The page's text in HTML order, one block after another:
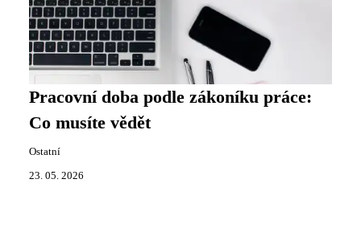
Pracovní doba podle zákoníku práce:
Co musíte vědět
Ostatní
23. 05. 2026